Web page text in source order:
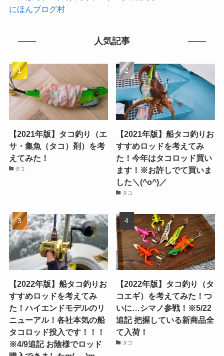
にほんブログ村
人気記事
【2021年版】タコ釣り（エ
サ・集魚（タコ）剤）を考
えてみた！
タコ
【2021年版】船タコ釣りお
すすめロッドを考えてみ
た！今年はタコロッド買い
ます！※お許しでて買いま
した＼(^o^)／
タコ
【2022年版】船タコ釣りお
すすめロッドを考えてみ
た！ハイエンドモデルのリ
ニューアル！各社本気の船
タコロッド投入です！！！
※4/9追記 お陰様でロッド
【2022年版】タコ釣り（タ
コエギ）を考えてみた！つ
いに…シマノ参戦！※5/22
追記 把握している新商品全
て入荷！
タコ